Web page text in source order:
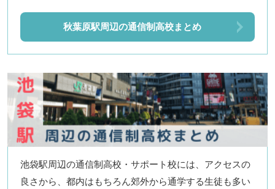
秋葉原駅周辺の通信制高校まとめ
池袋駅周辺の通信制高校・サポート校には、アクセスの
良さから、都内はもちろん郊外から通学する生徒も多い